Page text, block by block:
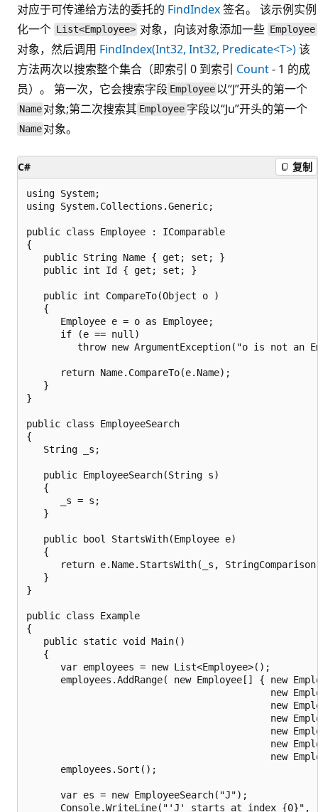
对应于可传递给方法的委托的 FindIndex签名。 该示例实例
化一个 List<Employee> 对象，向该对象添加一些 Employee
对象，然后调用 FindIndex(Int32, Int32, Predicate<T>)该
方法两次以搜索整个集合（即索引 0 到索引 Count- 1 的成
员）。 第一次，它会搜索字段 Employee 以“J”开头的第一个
Name 对象;第二次搜索其 Employee 字段以“Ju”开头的第一个
Name 对象。
C# 复制
using System;
using System.Collections.Generic;
public class Employee : IComparable
{
   public String Name { get; set; }
   public int Id { get; set; }
   public int CompareTo(Object o )
   {
      Employee e = o as Employee;
      if (e == null)
throw new ArgumentException("o is not an
      return Name.CompareTo(e.Name);
   }
}
public class EmployeeSearch
{
   String _s;
   public EmployeeSearch(String s)
   {
      _s = s;
   }
   public bool StartsWith(Employee e)
   {
return e.Name.StartsWith(_s,
   }
}
public class Example
{
   public static void Main()
   {
      var employees = new List<Employee>();
employees.AddRange( new Employee[] { new
new
new
new
new
new
new
      employees.Sort();
      var es = new EmployeeSearch("J");
      Console.WriteLine("'J' starts at index {0}",